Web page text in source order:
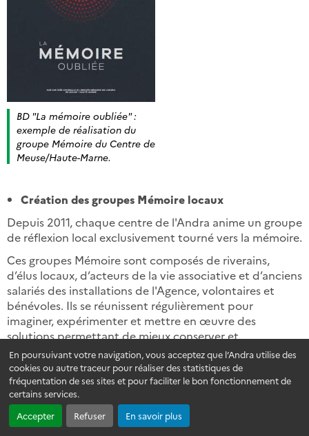
En poursuivant votre navigation, vous acceptez que l’Andra utilise des
cookies ou autre traceur pour réaliser des statistiques de
fréquentation de ses sites et pour faciliter le bon fonctionnement de
certains services.
Accepter
Refuser En savoir plus
BD "La mémoire oubliée" :
exemple de réalisation du
groupe Mémoire du Centre de
Meuse/Haute-Marne.
Création des groupes Mémoire locaux
Depuis 2011, chaque centre de l'Andra anime un groupe
de réflexion local exclusivement tourné vers la mémoire.
Ces groupes Mémoire sont composés de riverains,
d’élus locaux, d’acteurs de la vie associative et d’anciens
salariés des installations de l'Agence, volontaires et
bénévoles. Ils se réunissent régulièrement pour
imaginer, expérimenter et mettre en œuvre des
solutions permettant de mieux conserver et
transmettre la mémoire des centres de stockage :
collecte d’articles de presse, conservation d’objets en
lien avec le centre, recueil de témoignages d’anciens
salariés et d’acteurs locaux, installation d’œuvres d’art,
dispositifs ludiques, etc.